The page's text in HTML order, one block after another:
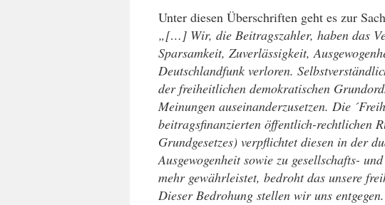
Unter diesen Überschriften geht es zur
„[…] Wir, die Beitragszahler, haben das
Sparsamkeit, Zuverlässigkeit,
Deutschlandfunk verloren.
der freiheitlichen demokratischen
Meinungen auseinanderzusetzen. Die
beitragsfinanzierten öffentlich-rechtlichen
Grundgesetzes) verpflichtet diesen in der
Ausgewogenheit sowie zu gesellschafts-
mehr gewährleistet, bedroht das unsere
Dieser Bedrohung stellen wir uns